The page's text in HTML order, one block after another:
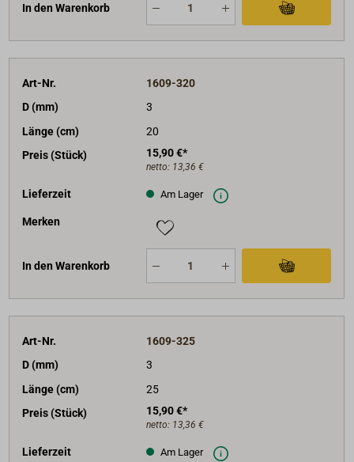
In den Warenkorb
Art-Nr.
1609-320
D (mm)
3
Länge (cm)
20
Preis (Stück)
15,90 €*
netto: 13,36 €
Lieferzeit Am Lager
Merken
In den Warenkorb
Art-Nr.
1609-325
D (mm)
3
Länge (cm)
25
Preis (Stück)
15,90 €*
netto: 13,36 €
Lieferzeit Am Lager